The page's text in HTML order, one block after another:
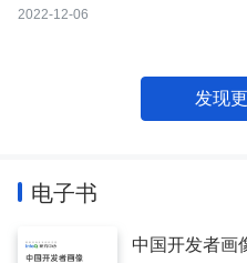
2022-12-06
发现
电子书
中国开发者画